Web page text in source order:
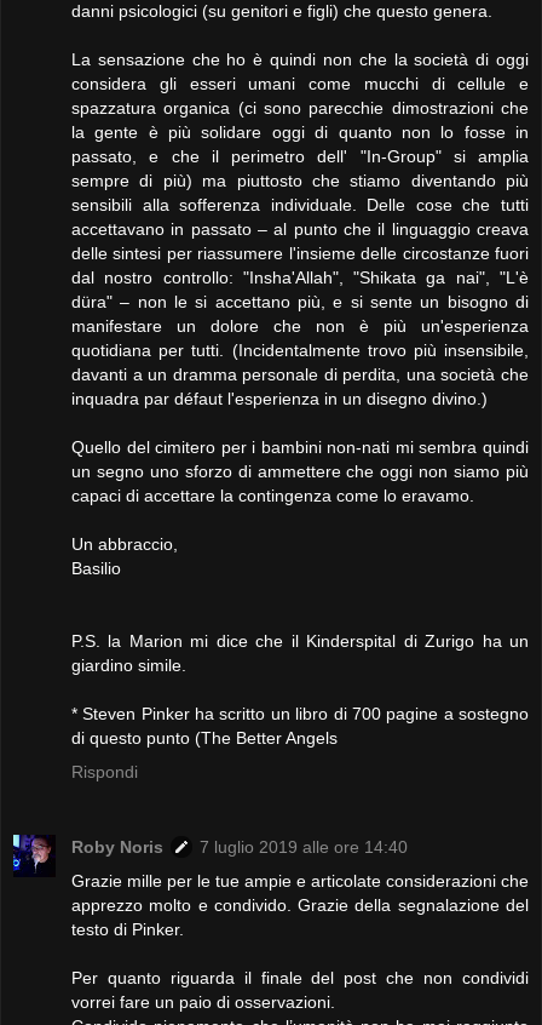
danni psicologici (su genitori e figli) che questo genera.
La sensazione che ho è quindi non che la società di oggi
considera gli esseri umani come mucchi di cellule e
spazzatura organica (ci sono parecchie dimostrazioni che
la gente è più solidare oggi di quanto non lo fosse in
passato, e che il perimetro dell' "In-Group" si amplia
sempre di più) ma piuttosto che stiamo diventando più
sensibili alla sofferenza individuale. Delle cose che tutti
accettavano in passato – al punto che il linguaggio creava
delle sintesi per riassumere l'insieme delle circostanze fuori
dal nostro controllo: "Insha'Allah", "Shikata ga nai", "L'è
düra" – non le si accettano più, e si sente un bisogno di
manifestare un dolore che non è più un'esperienza
quotidiana per tutti. (Incidentalmente trovo più insensibile,
davanti a un dramma personale di perdita, una società che
inquadra par défaut l'esperienza in un disegno divino.)
Quello del cimitero per i bambini non-nati mi sembra quindi
un segno uno sforzo di ammettere che oggi non siamo più
capaci di accettare la contingenza come lo eravamo.
Un abbraccio,
Basilio
P.S. la Marion mi dice che il Kinderspital di Zurigo ha un
giardino simile.
* Steven Pinker ha scritto un libro di 700 pagine a sostegno
di questo punto (The Better Angels
Rispondi
Roby Noris
7 luglio 2019 alle ore 14:40
Grazie mille per le tue ampie e articolate considerazioni che
apprezzo molto e condivido. Grazie della segnalazione del
testo di Pinker.
Per quanto riguarda il finale del post che non condividi
vorrei fare un paio di osservazioni.